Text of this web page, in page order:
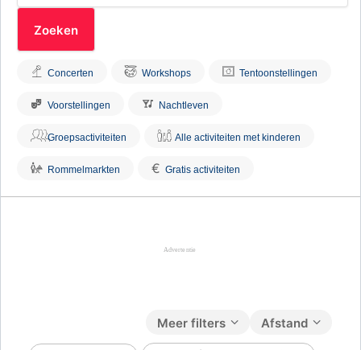
Concerten Workshops Tentoonstellingen
Voorstellingen Nachtleven
Groepsactiviteiten Alle activiteiten met kinderen
Rommelmarkten € Gratis activiteiten
Afstand
Meer filters